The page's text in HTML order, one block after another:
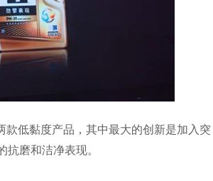
款低黏度产品，其中最大的创新是加入突
磨和洁净表现。